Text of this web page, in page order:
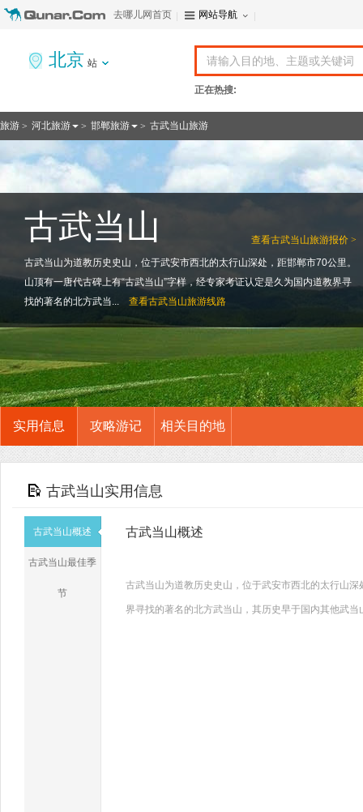
去哪儿网首页 网站导航
北京 站
正在热搜:
旅游 > 河北旅游 > 邯郸旅游 > 古武当山旅游
查看古武当山旅游报价 >
古武当山
古武当山为道教历史史山，位于武安市西北的太行山深处，距邯郸市70公里。
山顶有一唐代古碑上有“古武当山”字样，经专家考证认定是久为国内道教界寻
找的著名的北方武当...
查看古武当山旅游线路
实用信息 攻略游记 相关目的地
古武当山实用信息
古武当山概述
古武当山最佳季
节
古武当山概述
古武当山为道教历史史山，位于武安市西北的太行山
界寻找的著名的北方武当山，其历史早于国内其他武